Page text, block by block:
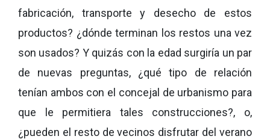
fabricación, transporte y desecho de estos
productos? ¿dónde terminan los restos una vez
son usados? Y quizás con la edad surgiría un par
de nuevas preguntas, ¿qué tipo de relación
tenían ambos con el concejal de urbanismo para
que le permitiera tales construcciones?, o,
¿pueden el resto de vecinos disfrutar del verano